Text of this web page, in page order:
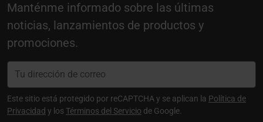
Manténme informado sobre las últimas
noticias, lanzamientos de productos y
promociones.
Este sitio está protegido por reCAPTCHA y se aplican la Política de
Privacidad y losTérminos del Servicio de Google.